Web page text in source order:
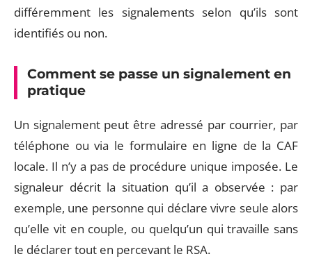
différemment les signalements selon qu’ils sont
identifiés ou non.
Comment se passe un signalement en
pratique
Un signalement peut être adressé par courrier, par
téléphone ou via le formulaire en ligne de la CAF
locale. Il n’y a pas de procédure unique imposée. Le
signaleur décrit la situation qu’il a observée : par
exemple, une personne qui déclare vivre seule alors
qu’elle vit en couple, ou quelqu’un qui travaille sans
le déclarer tout en percevant le RSA.